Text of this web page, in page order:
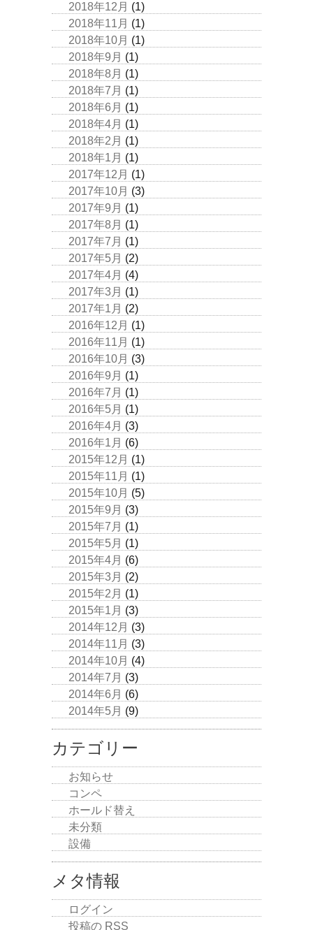
2018年12月 (1)
2018年11月 (1)
2018年10月 (1)
2018年9月 (1)
2018年8月 (1)
2018年7月 (1)
2018年6月 (1)
2018年4月 (1)
2018年2月 (1)
2018年1月 (1)
2017年12月 (1)
2017年10月 (3)
2017年9月 (1)
2017年8月 (1)
2017年7月 (1)
2017年5月 (2)
2017年4月 (4)
2017年3月 (1)
2017年1月 (2)
2016年12月 (1)
2016年11月 (1)
2016年10月 (3)
2016年9月 (1)
2016年7月 (1)
2016年5月 (1)
2016年4月 (3)
2016年1月 (6)
2015年12月 (1)
2015年11月 (1)
2015年10月 (5)
2015年9月 (3)
2015年7月 (1)
2015年5月 (1)
2015年4月 (6)
2015年3月 (2)
2015年2月 (1)
2015年1月 (3)
2014年12月 (3)
2014年11月 (3)
2014年10月 (4)
2014年7月 (3)
2014年6月 (6)
2014年5月 (9)
カテゴリー
お知らせ
コンペ
ホールド替え
未分類
設備
メタ情報
ログイン
投稿の RSS